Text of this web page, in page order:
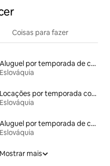
Coisas para fazer
Aluguel por temporada de casas na árvore
Eslováquia
Locações por temporada com piscina
Eslováquia
Aluguel por temporada de casas-barco
Eslováquia
Mostrar mais